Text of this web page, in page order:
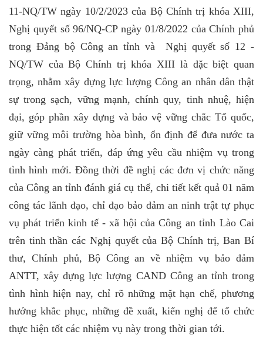
11-NQ/TW ngày 10/2/2023 của Bộ Chính trị khóa XIII,
Nghị quyết số 96/NQ-CP ngày 01/8/2022 của Chính phủ
trong Đảng bộ Công an tỉnh và
Nghị quyết số 12 -
NQ/TW của Bộ Chính trị khóa XIII là đặc biệt quan
trọng, nhằm xây dựng lực lượng Công an nhân dân thật
sự trong sạch, vững mạnh, chính quy, tinh nhuệ, hiện
đại, góp phần xây dựng và bảo vệ vững chắc Tổ quốc,
giữ vững môi trường hòa bình, ổn định để đưa nước ta
ngày càng phát triển, đáp ứng yêu cầu nhiệm vụ trong
tình hình mới. Đồng thời đề nghị các đơn vị chức năng
của Công an tỉnh đánh giá cụ thể, chi tiết kết quả 01 năm
công tác lãnh đạo, chỉ đạo bảo đảm an ninh trật tự phục
vụ phát triển kinh tế - xã hội của Công an tỉnh Lào Cai
trên tinh thần các Nghị quyết củaBộ Chính trị, Ban Bí
thư, Chính phủ, Bộ Công an về nhiệm vụ bảo đảm
ANTT, xây dựng lực lượng CAND Công an tỉnh trong
tình hình hiện nay, chỉ rõ những mặt hạn chế, phương
hướng khắc phục, những đề xuất, kiến nghị để tổ chức
thực hiện tốt các nhiệm vụ này trong thời gian tới.